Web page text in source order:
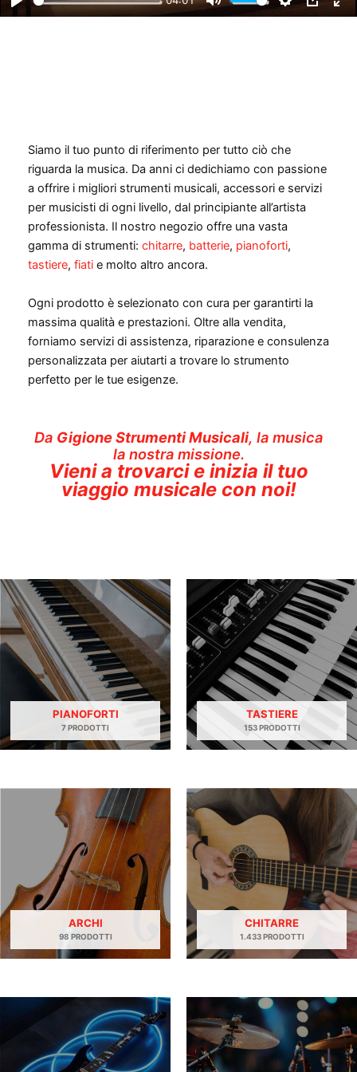
P
M
S
s
P
E
Siamo il tuo punto di riferimento per tutto ciò che
riguarda la musica. Da anni ci dedichiamo con passione
a offrire i migliori strumenti musicali, accessori e servizi
per musicisti di ogni livello, dal principiante all’artista
professionista. Il nostro negozio offre una vasta
gamma di strumenti: chitarre, batterie, pianoforti,
tastiere, fiati e molto altro ancora.
Ogni prodotto è selezionato con cura per garantirti la
massima qualità e prestazioni. Oltre alla vendita,
forniamo servizi di assistenza, riparazione e consulenza
personalizzata per aiutarti a trovare lo strumento
perfetto per le tue esigenze.
Da Gigione Strumenti Musicali, la musica
la nostra missione.
Vieni a trovarcie inizia il tuo
viaggio musicale con noi!
PIANOFORTI
7 PRODOTTI
TASTIERE
153 PRODOTTI
ARCHI
98 PRODOTTI
CHITARRE
1.433 PRODOTTI